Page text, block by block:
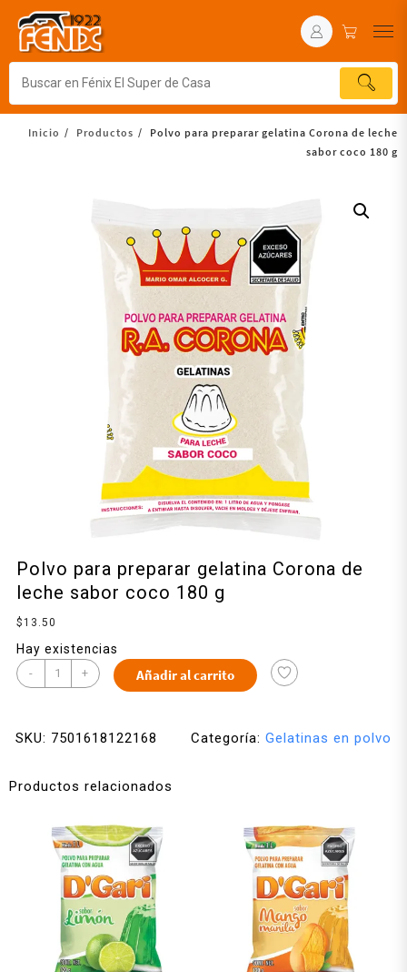
Inicio Productos
Polvo para preparar gelatina Corona de leche
sabor coco 180 g
Polvo para preparar gelatina Corona de
leche sabor coco 180 g
$ 13.50
Hay existencias
- + Añadir al carrito
SKU: 7501618122168 Categoría: Gelatinas en polvo
Productos relacionados